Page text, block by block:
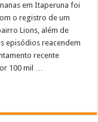
na
Matinada
em Itaperuna foi
o registro de um
Lions, além de
episódios reacendem
recente
100 mil …